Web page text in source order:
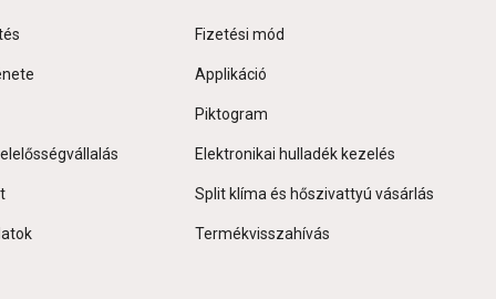
Fizetési mód
Applikáció
Piktogram
Elektronikai hulladék kezelés
Split klíma és hőszivattyú vásárlás
Termékvisszahívás